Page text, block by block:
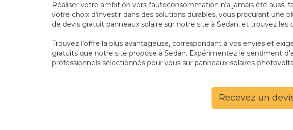
Réaliser votre ambition vers l'autoconsommation n'a jamais été
votre choix d'investir dans des solutions durables, vous procurant
de devis gratuit panneaux solaire sur notre site à Sedan, et trouvez les
Trouvez l'offre la plus avantageuse, correspondant à vos envies et
gratuits que notre site propose à Sedan. Expérimentez le sentiment
professionnels sélectionnés pour vous sur panneaux-solaires-
Recevez un